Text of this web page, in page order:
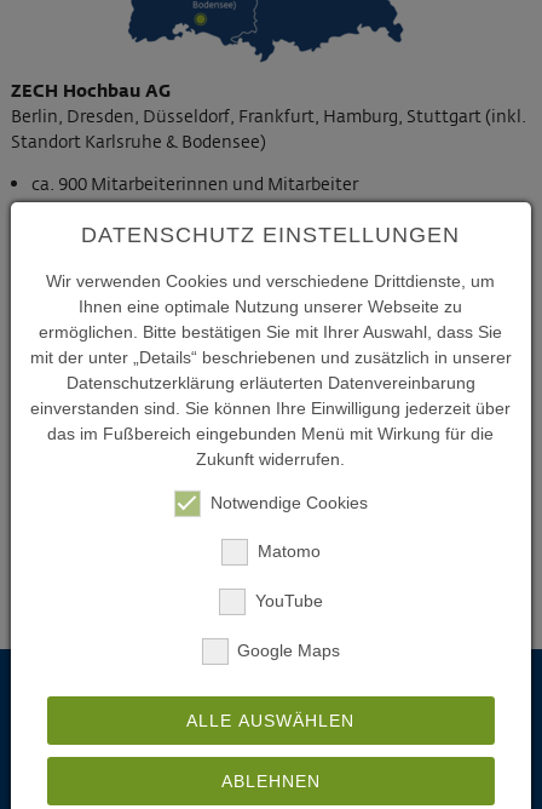
ZECH Hochbau AG
Berlin, Dresden, Düsseldorf, Frankfurt, Hamburg, Stuttgart (inkl.
Standort Karlsruhe & Bodensee)
ca. 900 Mitarbeiterinnen und Mitarbeiter
6 Standorte in Deutschland
2 Tochtergesellschaften
ZECH Sports GmbH
Düsseldorf
ZECH Facility Management GmbH
Berlin, Düsseldorf, Frankfurt, Stuttgart
Projekt am Start?
Wir sind Mitdenker und Ermöglicher. Überzeugen Sie
sich.
DATENSCHUTZ EINSTELLUNGEN
Wir verwenden Cookies und verschiedene Drittdienste, um
Ihnen eine optimale Nutzung unserer Webseite zu
ermöglichen. Bitte bestätigen Sie mit Ihrer Auswahl, dass Sie
mit der unter „Details“ beschriebenen und zusätzlich in unserer
Datenschutzerklärung erläuterten Datenvereinbarung
einverstanden sind. Sie können Ihre Einwilligung jederzeit über
das im Fußbereich eingebunden Menü mit Wirkung für die
Zukunft widerrufen.
Notwendige Cookies
Matomo
YouTube
Google Maps
ALLE AUSWÄHLEN
ABLEHNEN